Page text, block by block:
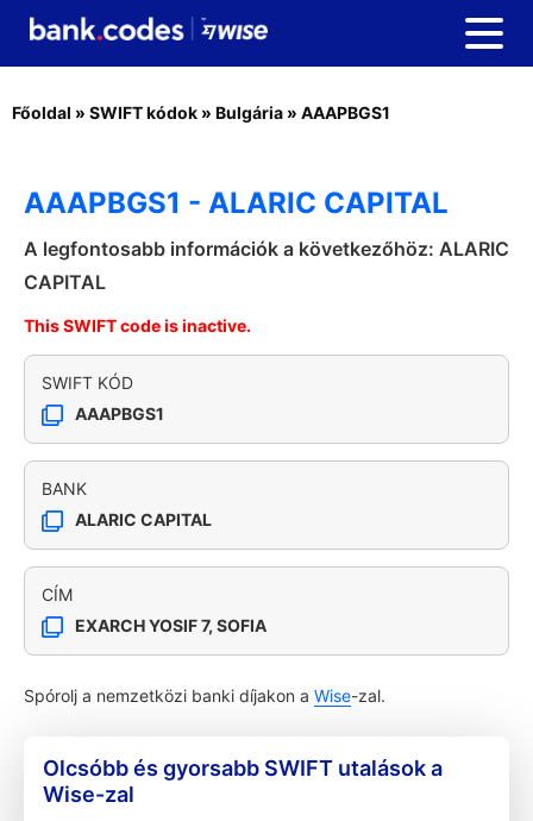
Főoldal » SWIFT kódok » Bulgária » AAAPBGS1
AAAPBGS1 - ALARIC CAPITAL
A legfontosabb információk a következőhöz: ALARIC
CAPITAL
This SWIFT code is inactive.
SWIFT KÓD
AAAPBGS1
BANK
ALARIC CAPITAL
CÍM
EXARCH YOSIF 7, SOFIA
Spórolj a nemzetközi banki díjakon a Wise-zal.
Olcsóbb és gyorsabb SWIFT utalások a
Wise-zal